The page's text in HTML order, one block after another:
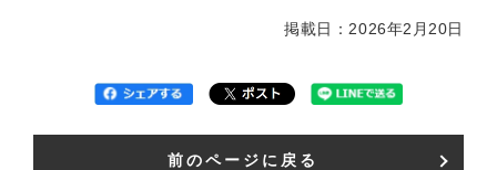
掲載日：2026年2月20日
前のページに戻る